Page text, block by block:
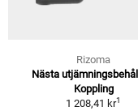
Rizoma
Nästa
Koppling
1 208,41 kr1